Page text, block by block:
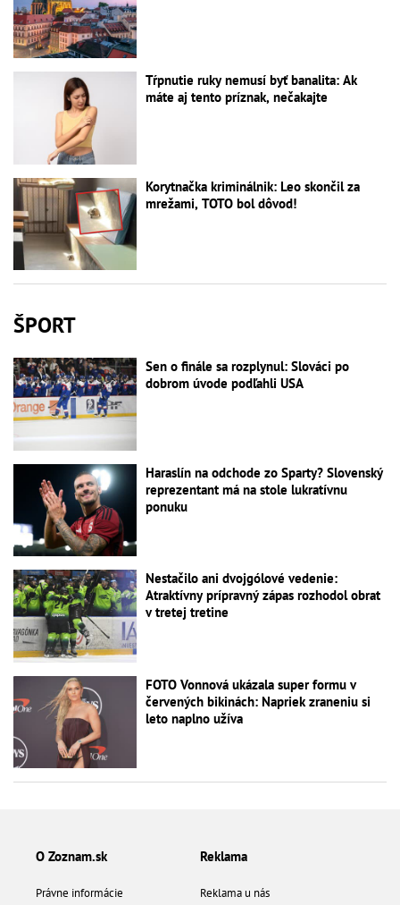
Tŕpnutie ruky nemusí byť banalita: Ak
máte aj tento príznak, nečakajte
Korytnačka kriminálnik: Leo skončil za
mrežami, TOTO bol dôvod!
ŠPORT
Sen o finále sa rozplynul: Slováci po
dobrom úvode podľahli USA
Haraslín na odchode zo Sparty? Slovenský
reprezentant má na stole lukratívnu
ponuku
Nestačilo ani dvojgólové vedenie:
Atraktívny prípravný zápas rozhodol obrat
v tretej tretine
FOTO Vonnová ukázala super formu v
červených bikinách: Napriek zraneniu si
leto naplno užíva
O Zoznam.sk
Právne informácie
Reklama
Reklama u nás